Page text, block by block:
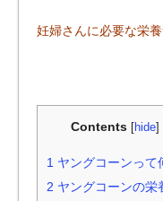
妊婦さんに必要な栄
Contents hide]
1 ヤングコーンって
2 ヤングコーンの栄